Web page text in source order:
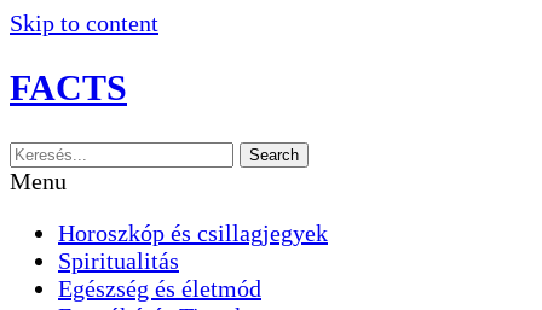
Skip to content
FACTS
Search
Menu
Horoszkóp és csillagjegyek
Spiritualitás
Egészség és életmód